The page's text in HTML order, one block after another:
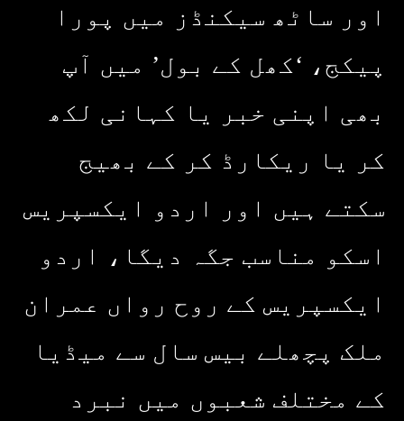
اور ساٹھ سیکنڈز میں پورا
پیکج، ‘کھل کے بول’ میں آپ
بھی اپنی خبر یا کہانی لکھ
کر یا ریکارڈ کر کے بھیج
سکتے ہیں اور اردو ایکسپریس
اسکو مناسب جگہ دیگا، اردو
ایکسپریس کے روح رواں عمران
ملک پچھلے بیس سال سے میڈیا
کے مختلف شعبوں میں نبرد